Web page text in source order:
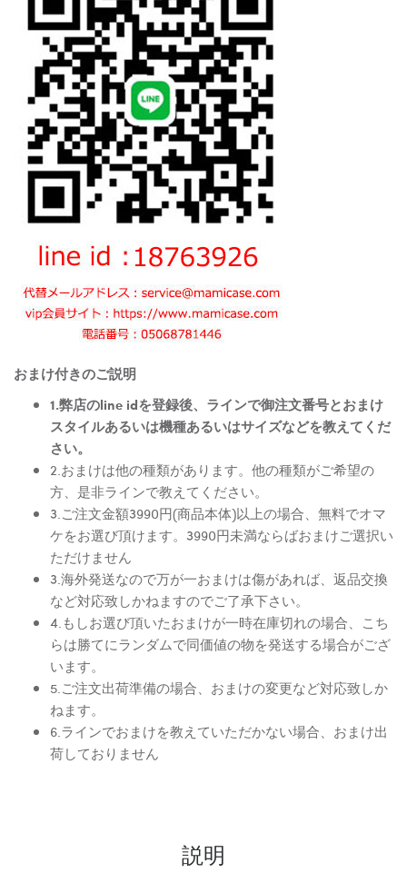
おまけ付きのご説明
1.弊店のline idを登録後、ラインで御注文番号とおまけ
スタイルあるいは機種あるいはサイズなどを教えてくだ
さい。
2.おまけは他の種類があります。他の種類がご希望の
方、是非ラインで教えてください。
3.ご注文金額3990円(商品本体)以上の場合、無料でオマ
ケをお選び頂けます。3990円未満ならばおまけご選択い
ただけません
3.海外発送なので万が一おまけは傷があれば、返品交換
など対応致しかねますのでご了承下さい。
4.もしお選び頂いたおまけが一時在庫切れの場合、こち
らは勝てにランダムで同価値の物を発送する場合がござ
います。
5.ご注文出荷準備の場合、おまけの変更など対応致しか
ねます。
6.ラインでおまけを教えていただかない場合、おまけ出
荷しておりません
説明